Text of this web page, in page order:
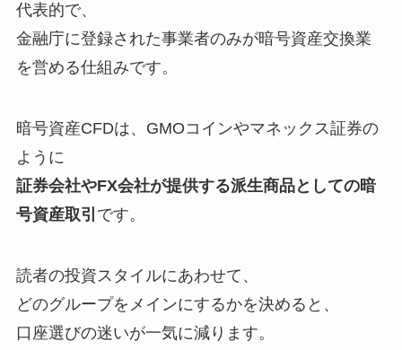
代表的で、
金融庁に登録された事業者のみが暗号資産交換業
を営める仕組みです。
暗号資産CFDは、GMOコインやマネックス証券の
ように
証券会社やFX会社が提供する派生商品としての暗
号資産取引 です。
読者の投資スタイルにあわせて、
どのグループをメインにするかを決めると、
口座選びの迷いが一気に減ります。